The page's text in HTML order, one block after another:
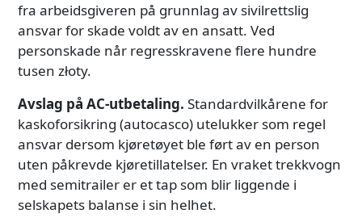
fra arbeidsgiveren på grunnlag av sivilrettslig
ansvar for skade voldt av en ansatt. Ved
personskade når regresskravene flere hundre
tusen złoty.
Avslag på AC-utbetaling. Standardvilkårene for
kaskoforsikring (autocasco) utelukker som regel
ansvar dersom kjøretøyet ble ført av en person
uten påkrevde kjøretillatelser. En vraket trekkvogn
med semitrailer er et tap som blir liggende i
selskapets balanse i sin helhet.